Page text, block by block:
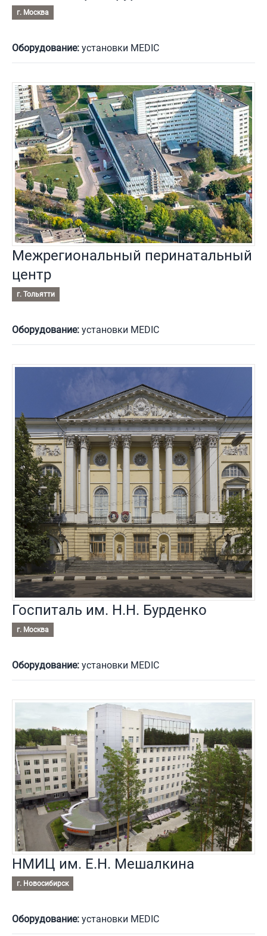
г. Москва
Оборудование: установки MEDIC
Межрегиональный перинатальный
центр
г. Тольятти
Оборудование: установки MEDIC
Госпиталь им. Н.Н. Бурденко
г. Москва
Оборудование: установки MEDIC
НМИЦ им. Е.Н. Мешалкина
г. Новосибирск
Оборудование: установки MEDIC